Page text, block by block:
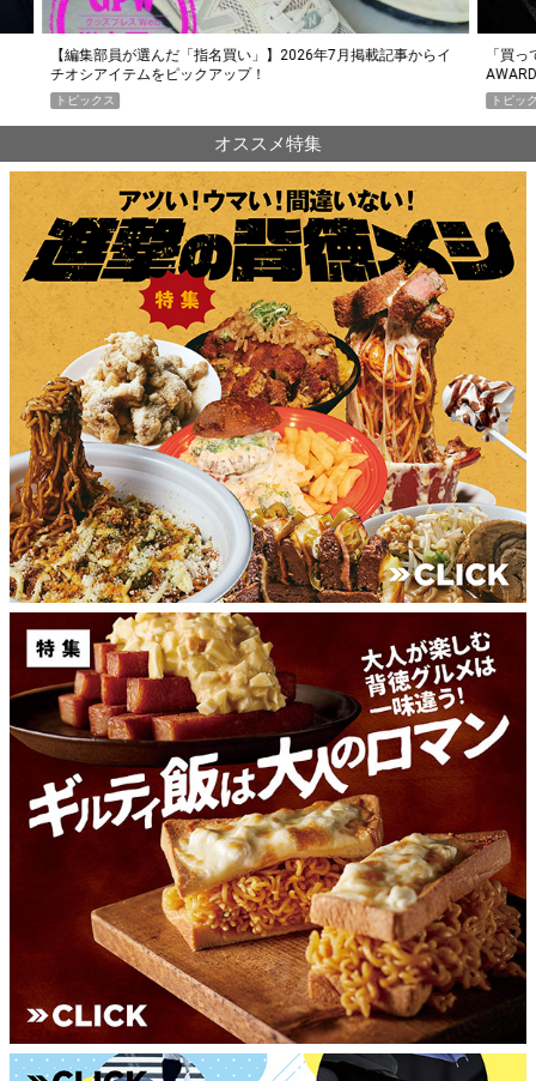
「買って損なし」の極上スマホ5選【GoodsPress 2026上半期
AWARD】
トピックス
薄着
PR
オススメ特集